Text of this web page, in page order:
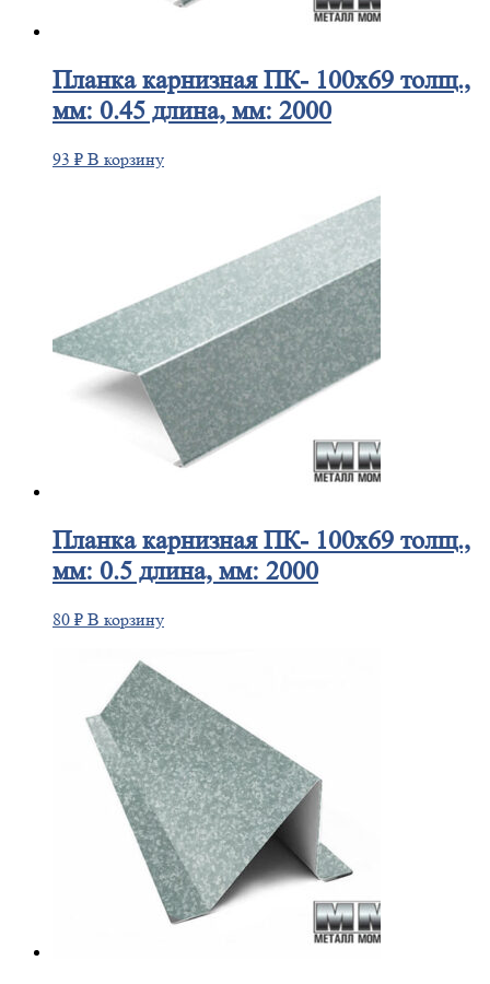
Планкакарнизная ПК- 100х69 толщ.,
мм: 0.45 длина, мм: 2000
93 ₽ В корзину
Планкакарнизная ПК- 100х69 толщ.,
мм: 0.5 длина, мм: 2000
80 ₽ В корзину